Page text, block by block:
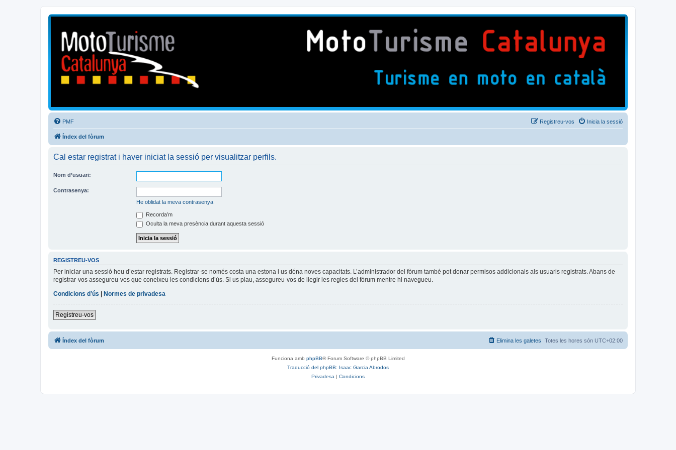
Mototurisme
Turisme en moto en català
PMF Inicia la sessió
Registreu-vos
Índex del fòrum
Cal estar registrat i haver iniciat la sessió per visualitzar perfils.
Nom d’usuari:
Contrasenya:
He oblidat la meva contrasenya
Recorda’m
Oculta la meva presència durant aquesta sessió
REGISTREU-VOS
Per iniciar una sessió heu d’estar registrats. Registrar-se només costa una estona i us dóna noves capacitats. L’administrador del fòrum també pot donar permisos addicionals als usuaris registrats. Abans de
registrar-vos assegureu-vos que coneixeu les condicions d’ús. Si us plau, assegureu-vos de llegir les regles del fòrum mentre hi navegueu.
Condicions d’ús
Normes de privadesa
Registreu-vos
Índex del fòrum Totes les hores són UTC+02:00
Elimina les galetes
Funciona amb phpBB® Forum Software © phpBB Limited
Traducció del phpBB: Isaac Garcia Abrodos
Privadesa | Condicions